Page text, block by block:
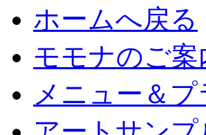
ホームへ戻る
モモナのご案
メニュー＆プ